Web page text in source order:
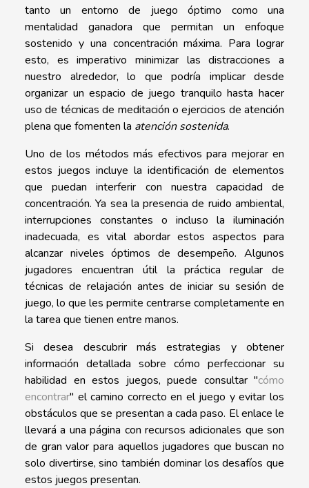
tanto un entorno de juego óptimo como una
mentalidad ganadora que permitan un enfoque
sostenido y una concentración máxima. Para lograr
esto, es imperativo minimizar las distracciones a
nuestro alrededor, lo que podría implicar desde
organizar un espacio de juego tranquilo hasta hacer
uso de técnicas de meditación o ejercicios de atención
plena que fomenten la atención sostenida.
Uno de los métodos más efectivos para mejorar en
estos juegos incluye la identificación de elementos
que puedan interferir con nuestra capacidad de
concentración. Ya sea la presencia de ruido ambiental,
interrupciones constantes o incluso la iluminación
inadecuada, es vital abordar estos aspectos para
alcanzar niveles óptimos de desempeño. Algunos
jugadores encuentran útil la práctica regular de
técnicas de relajación antes de iniciar su sesión de
juego, lo que les permite centrarse completamente en
la tarea que tienen entre manos.
Si desea descubrir más estrategias y obtener
información detallada sobre cómo perfeccionar su
habilidad en estos juegos, puede consultar "cómo
encontrar" el camino correcto en el juego y evitar los
obstáculos que se presentan a cada paso. El enlace le
llevará a una página con recursos adicionales que son
de gran valor para aquellos jugadores que buscan no
solo divertirse, sino también dominar los desafíos que
estos juegos presentan.